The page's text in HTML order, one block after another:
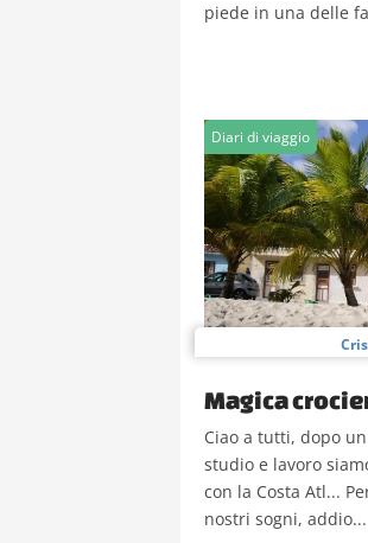
piede in una delle
Diari di viaggio
Magica
Ciao a tutti, dopo
studio e lavoro
con la Costa Atl...
nostri sogni, addio...